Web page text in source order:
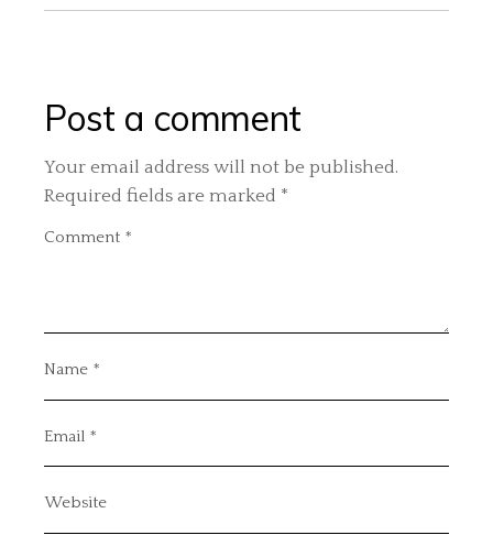
Post a comment
Your email address will not be published.
Required fields are marked *